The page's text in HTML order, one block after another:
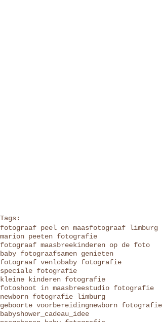
Tags:
fotograaf peel en maasfotograaf limburg
marion peeten fotografie
fotograaf maasbreekinderen op de foto
baby fotograafsamen genieten
fotograaf venlobaby fotografie
speciale fotografie
kleine kinderen fotografie
fotoshoot in maasbreestudio fotografie
newborn fotografie limburg
geboorte voorbereidingnewborn fotografie
babyshower_cadeau_idee